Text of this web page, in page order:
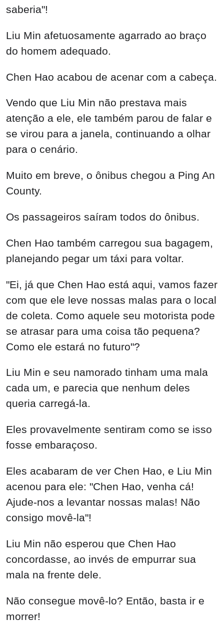
saberia"!
Liu Min afetuosamente agarrado ao braço
do homem adequado.
Chen Hao acabou de acenar com a cabeça.
Vendo que Liu Min não prestava mais
atenção a ele, ele também parou de falar e
se virou para a janela, continuando a olhar
para o cenário.
Muito em breve, o ônibus chegou a Ping An
County.
Os passageiros saíram todos do ônibus.
Chen Hao também carregou sua bagagem,
planejando pegar um táxi para voltar.
"Ei, já que Chen Hao está aqui, vamos fazer
com que ele leve nossas malas para o local
de coleta. Como aquele seu motorista pode
se atrasar para uma coisa tão pequena?
Como ele estará no futuro"?
Liu Min e seu namorado tinham uma mala
cada um, e parecia que nenhum deles
queria carregá-la.
Eles provavelmente sentiram como se isso
fosse embaraçoso.
Eles acabaram de ver Chen Hao, e Liu Min
acenou para ele: "Chen Hao, venha cá!
Ajude-nos a levantar nossas malas! Não
consigo movê-la"!
Liu Min não esperou que Chen Hao
concordasse, ao invés de empurrar sua
mala na frente dele.
Não consegue movê-lo? Então, basta ir e
morrer!